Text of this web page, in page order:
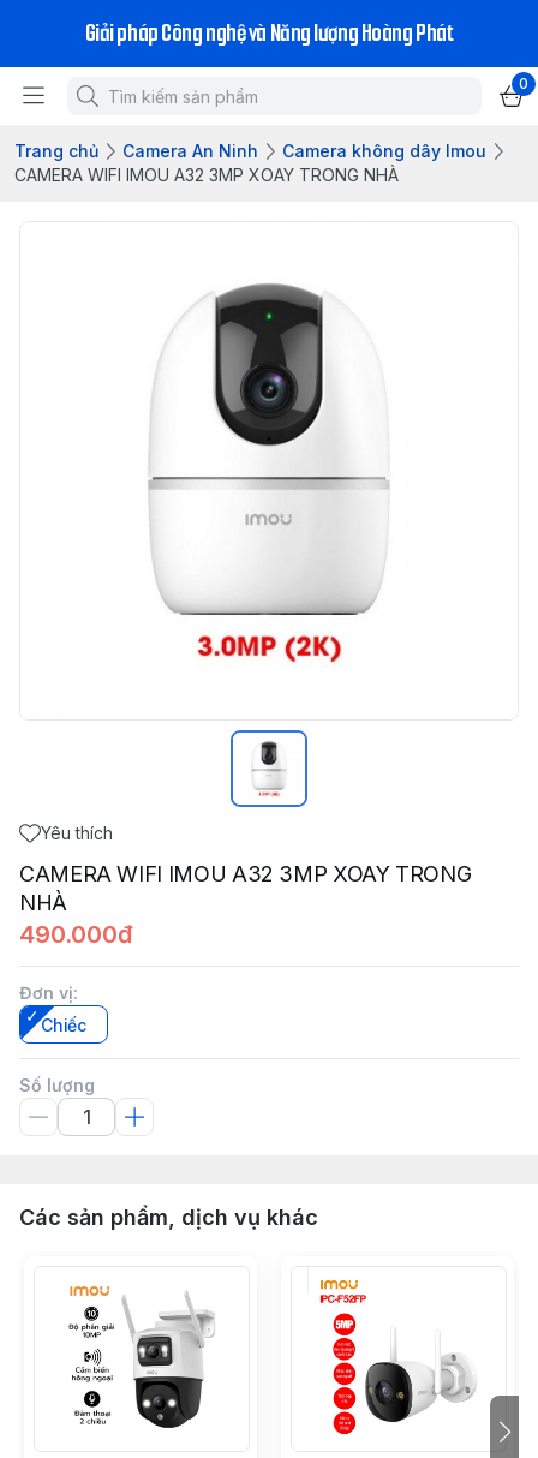
Giải pháp Công nghệ và Năng lượng Hoàng Phát
0
Trang chủ Camera An Ninh
Camera không dây Imou
CAMERA WIFI IMOU A32 3MP XOAY TRONG NHÀ
Yêu thích
CAMERA WIFI IMOU A32 3MP XOAY TRONG
NHÀ
490.000đ
Đơn vị:
Chiếc
Số lượng
Các sản phẩm, dịch vụ khác